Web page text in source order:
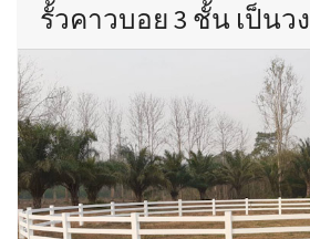
รั้วคาวบอย 3 ชั้น เป็นวง